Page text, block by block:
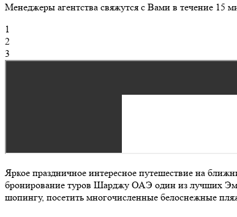
Менеджеры агентства свяжутся с Вами в течение 15
1
2
3
Яркое праздничное интересное путешествие на
бронирование туров Шарджу ОАЭ один из лучших
шопингу, посетить многочисленные белоснежные